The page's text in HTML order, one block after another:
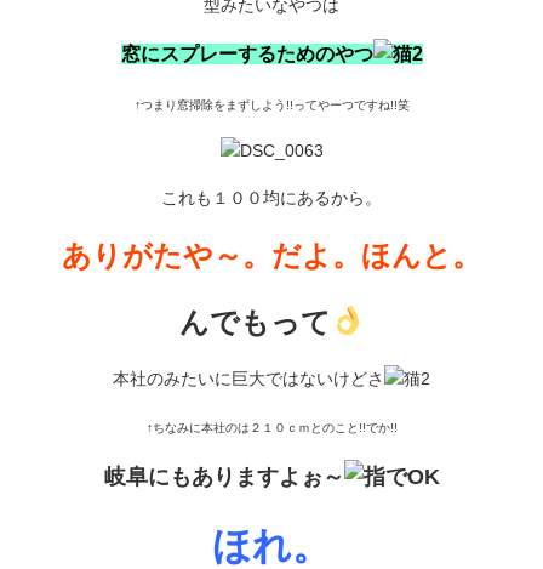
型みたいなやつは
窓にスプレーするためのやつ
↑つまり窓掃除をまずしよう!!ってやーつですね!!笑
これも１００均にあるから。
ありがたや～。だよ。ほんと。
んでもって
本社のみたいに巨大ではないけどさ
↑ちなみに本社のは２１０ｃｍとのこと!!でか!!
岐阜にもありますよぉ～
ほれ。